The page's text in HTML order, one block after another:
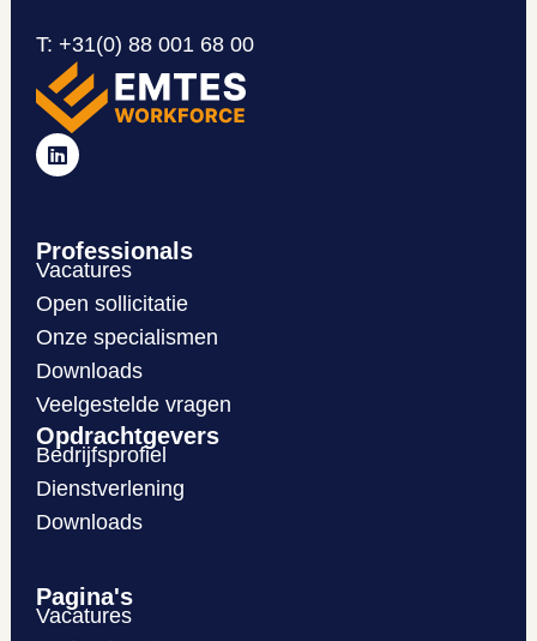
T:+31(0) 88 001 68 00
Professionals
Vacatures
Open sollicitatie
Onze specialismen
Downloads
Veelgestelde vragen
Opdrachtgevers
Bedrijfsprofiel
Dienstverlening
Downloads
Pagina's
Vacatures